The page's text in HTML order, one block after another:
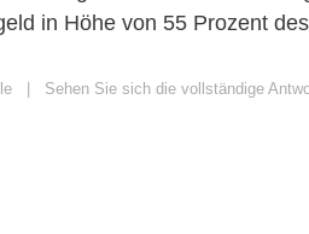
in Höhe von 55 Prozent
Sehen Sie sich die vollständige